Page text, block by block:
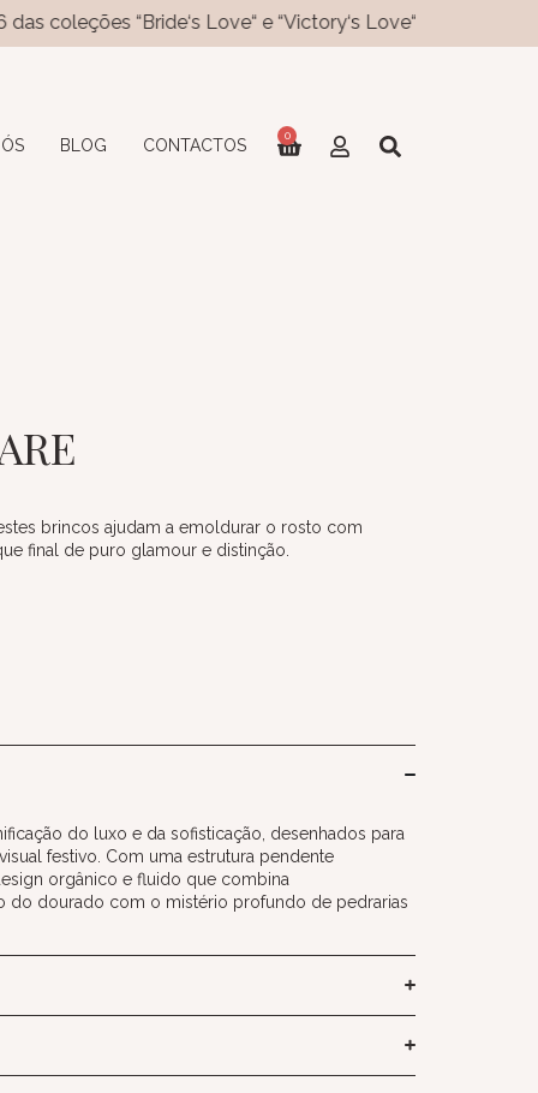
“Bride‘s Love“ e “Victory‘s Love“ já disponíveis no
BLOG CONTACTOS
0
brincos ajudam a emoldurar o rosto com
final de puro glamour e distinção.
do luxo e da sofisticação, desenhados para
festivo. Com uma estrutura pendente
orgânico e fluido que combina
do dourado com o mistério profundo de pedrarias